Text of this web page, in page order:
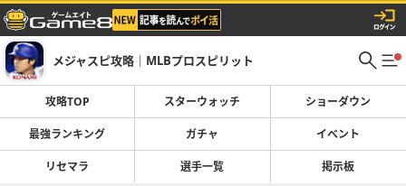
メジャスピ攻略｜MLBプロスピリット
攻略TOP スターウォッチ ショーダウン
最強ランキング ガチャ イベント
リセマラ 選手一覧 掲示板